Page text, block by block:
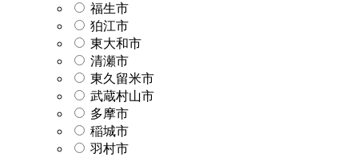
福生市
狛江市
東大和市
清瀬市
東久留米市
武蔵村山市
多摩市
稲城市
羽村市